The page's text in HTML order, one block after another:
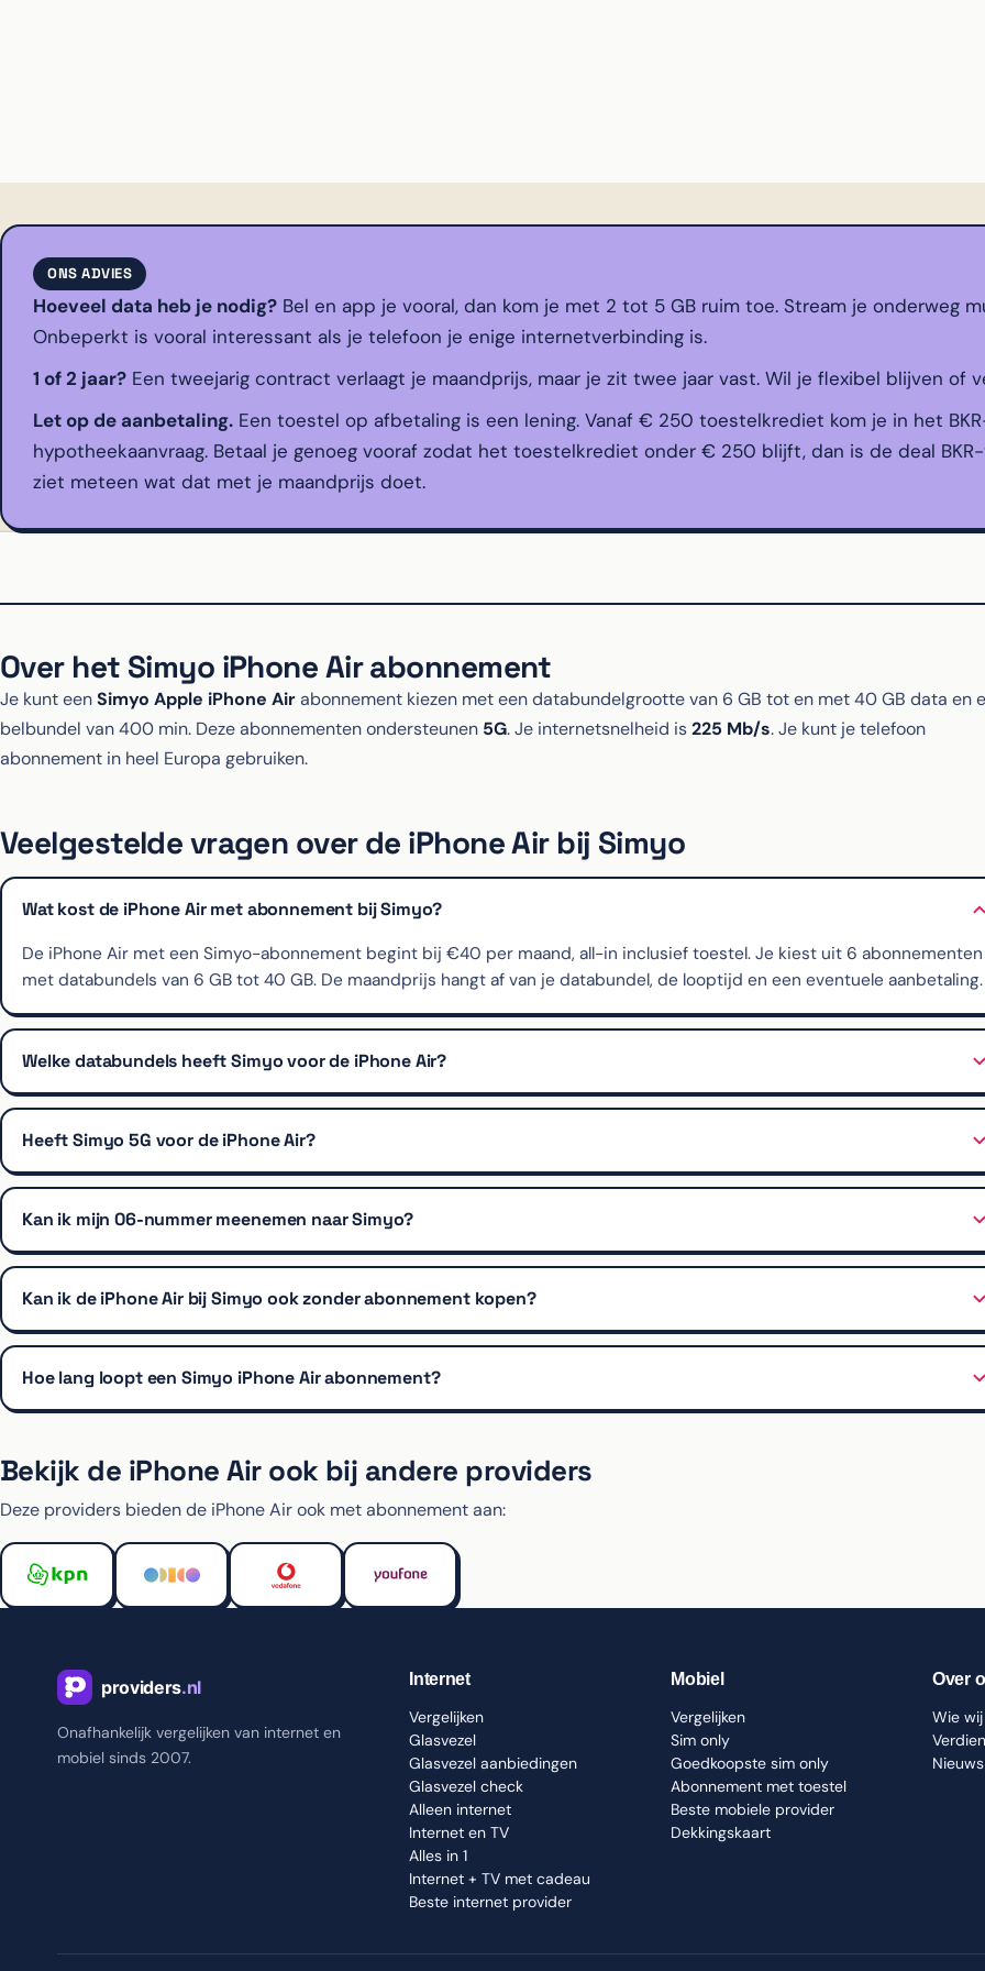
ONS ADVIES
Hoeveel data heb je nodig? Bel en app je vooral, dan kom je met 2 tot 5 GB ruim toe. Stream je onderweg
Onbeperkt is vooral interessant als je telefoon je enige internetverbinding is.
1 of 2 jaar? Een tweejarig contract verlaagt je maandprijs, maar je zit twee jaar vast. Wil je flexibel blijven of
Let op de aanbetaling. Een toestel op afbetaling is een lening. Vanaf € 250 toestelkrediet kom je in het
hypotheekaanvraag. Betaal je genoeg vooraf zodat het toestelkrediet onder € 250 blijft, dan is de deal
ziet meteen wat dat met je maandprijs doet.
Over het Simyo iPhone Air abonnement
Je kunt eenSimyo Apple iPhone Airabonnement kiezen met een databundelgrootte van 6 GB tot en met 40 GB data en
belbundel van 400 min. Deze abonnementen ondersteunen 5G. Je internetsnelheid is225 Mb/s. Je kunt je telefoon
abonnement in heel Europa gebruiken.
Veelgestelde vragen over de iPhone Air bij Simyo
Wat kost de iPhone Air met abonnement bij Simyo?
De iPhone Air met een Simyo-abonnement begint bij €40 per maand, all-in inclusief toestel. Je kiest uit 6 abonnementen
met databundels van 6 GB tot 40 GB. De maandprijs hangt af van je databundel, de looptijd en een eventuele aanbetaling.
Welke databundels heeft Simyo voor de iPhone Air?
Heeft Simyo 5G voor de iPhone Air?
Kan ik mijn 06-nummer meenemen naar Simyo?
Kan ik de iPhone Air bij Simyo ook zonder abonnement kopen?
Hoe lang loopt een Simyo iPhone Air abonnement?
Bekijk de iPhone Air ook bij andere providers
Deze providers bieden de iPhone Air ook met abonnement aan:
Onafhankelijk vergelijken van internet en
mobiel sinds 2007.
Internet
Vergelijken
Glasvezel
Glasvezel aanbiedingen
Glasvezel check
Alleen internet
Internet en TV
Alles in 1
Internet + TV met cadeau
Beste internet provider
Mobiel
Vergelijken
Sim only
Goedkoopste sim only
Abonnement met toestel
Beste mobiele provider
Dekkingskaart
Over
Wie
Nieuws